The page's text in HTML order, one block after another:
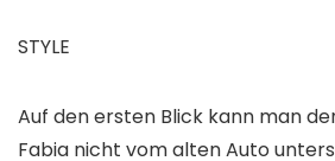
STYLE
Auf den ersten Blick kann man
Fabia nicht vom alten Auto